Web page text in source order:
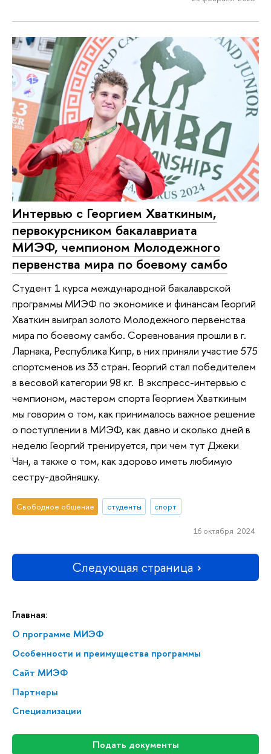
Главная:
О программе МИЭФ
Особенности и преимущества программы
Сайт МИЭФ
Партнеры
Специализации
Подать документы
Интервью с Георгием Хваткиным,
первокурсником бакалавриата
МИЭФ, чемпионом Молодежного
первенства мира по боевому самбо
Студент 1 курса международной бакалаврской
программы МИЭФ по экономике и финансам Георгий
Хваткин выиграл золото Молодежного первенства
мира по боевому самбо. Соревнования прошли в г.
Ларнака, Республика Кипр, в них приняли участие 575
спортсменов из 33 стран. Георгий стал победителем
в весовой категории 98 кг. В экспресс-интервью с
чемпионом, мастером спорта Георгием Хваткиным
мы говорим о том, как принималось важное решение
о поступлении в МИЭФ, как давно и сколько дней в
неделю Георгий тренируется, при чем тут Джеки
Чан, а также о том, как здорово иметь любимую
сестру-двойняшку.
Свободное общение студенты спорт
16 октября 2024
Следующая страница